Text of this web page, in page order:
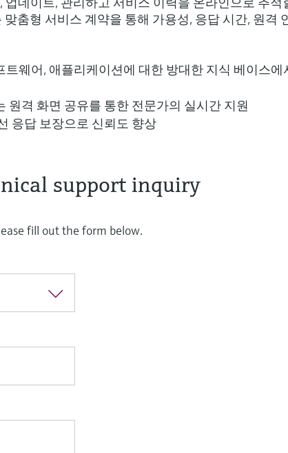
춤형 서비스 계약을 통해 가용성, 응답 시간, 원격
트웨어, 애플리케이션에 대한 방대한 지식 베이스에
원격 화면 공유를 통한 전문가의 실시간 지원
응답 보장으로 신뢰도 향상
support inquiry
fill out the form below.